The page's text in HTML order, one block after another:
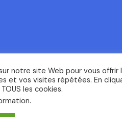
notre site Web pour vous
et vos visites répétées. En
les cookies.
.